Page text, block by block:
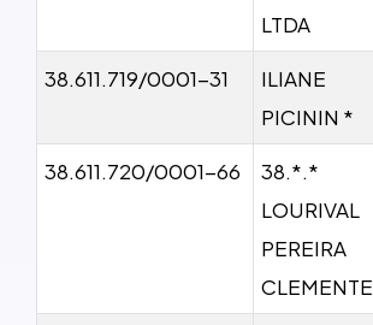
LTDA
38.611.719/0001-31
ILIANE
PICININ *
38.611.720/0001-66
38.*.*
LOURIVAL
PEREIRA
CLEMENTE